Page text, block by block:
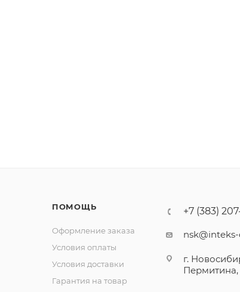
ПОМОЩЬ
Оформление заказа
Условия оплаты
Условия доставки
Гарантия на товар
+7 (383)
г.
Пермитина,